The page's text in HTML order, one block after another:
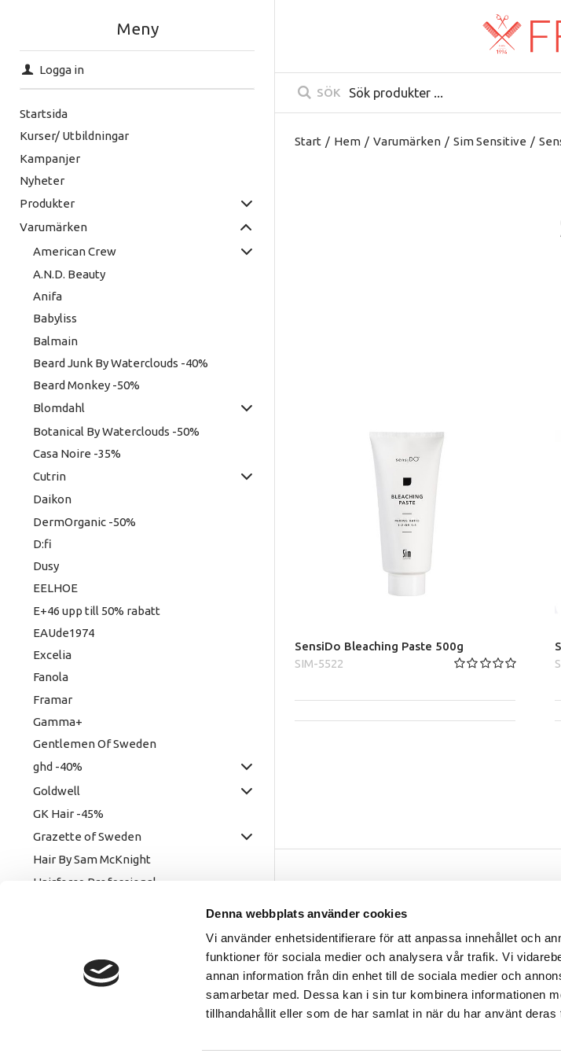
Denna webbplats använder cookies
Vi använder enhetsidentifierare för att anpassa innehållet och
funktioner för sociala medier och analysera vår trafik. Vi
annan information från din enhet till de sociala medier och
samarbetar med. Dessa kan i sin tur kombinera informationen
tillhandahållit eller som de har samlat in när du har använt deras
Meny
Logga in
Startsida
Kurser/ Utbildningar
Kampanjer
Nyheter
Produkter
Varumärken
American Crew
A.N.D. Beauty
Anifa
Babyliss
Balmain
Beard Junk By Waterclouds -40%
Beard Monkey -50%
Blomdahl
Botanical By Waterclouds -50%
Casa Noire -35%
Cutrin
Daikon
DermOrganic -50%
D:fi
Dusy
EELHOE
E+46 upp till 50% rabatt
EAUde1974
Excelia
Fanola
Framar
Gamma+
Gentlemen Of Sweden
ghd -40%
Goldwell
GK Hair -45%
Grazette of Sweden
Hair By Sam McKnight
Hairforce Professional
InstaLash
Instant Retouch & Perfect Touch Up
SÖK
Start / Hem / Varumärken / Sim Sensitive /
SensiDo Bleaching Paste 500g
SIM-5522